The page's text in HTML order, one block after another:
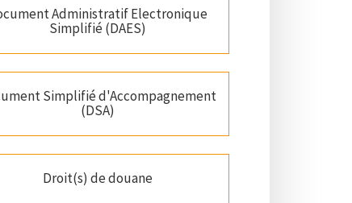
Administratif Electronique
Simplifié (DAES)
Simplifié d'Accompagnement
(DSA)
Droit(s) de douane